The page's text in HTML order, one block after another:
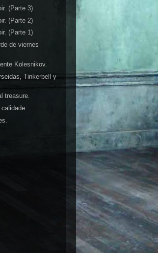
(Parte 3)
(Parte 2)
(Parte 1)
de viernes
Kolesnikov.
Tinkerbell y
treasure.